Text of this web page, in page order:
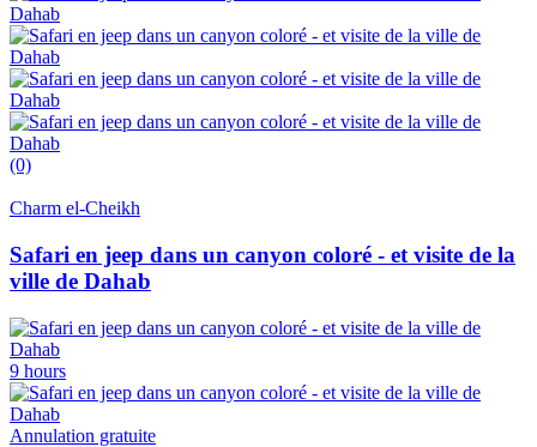
(0)
Charm el-Cheikh
Safari en jeep dans un canyon coloré - et visite de la
ville de Dahab
9 hours
Annulation gratuite